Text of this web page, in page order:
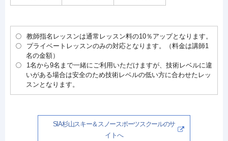
教師指名レッスンは通常レッスン料の10％アップとなります。
プライベートレッスンのみの対応となります。（料金は講師1
名の金額）
1名から9名まで一緒にご利用いただけますが、技術レベルに違
いがある場合は安全のため技術レベルの低い方に合わせたレッ
スンとなります。
SIA杉山スキー＆スノースポーツスクールのサ
イトへ